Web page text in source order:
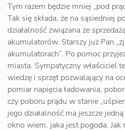
Tym razem będzie mniej „pod
Tak się składa, że na sąsiedniej
działalność związana ze
akumulatorów. Starszy już Pan
akumulatorach”. Po pomoc
miasta. Sympatyczny właściciel
wiedzę i sprzęt pozwalający na
pomiar napięcia ładowania,
czy poboru prądu w stanie
jego działalność ma jeszcze
okno wiem, jaka jest pogoda. Jak